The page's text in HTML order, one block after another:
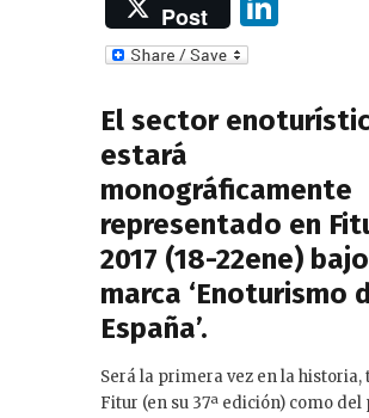
Post
e
n
El sector
estará
monográficamente
representado en
2017 (18-22ene)
marca ‘Enoturismo
España’.
Será la primera vez en la historia,
Fitur (en su 37ª edición) como del